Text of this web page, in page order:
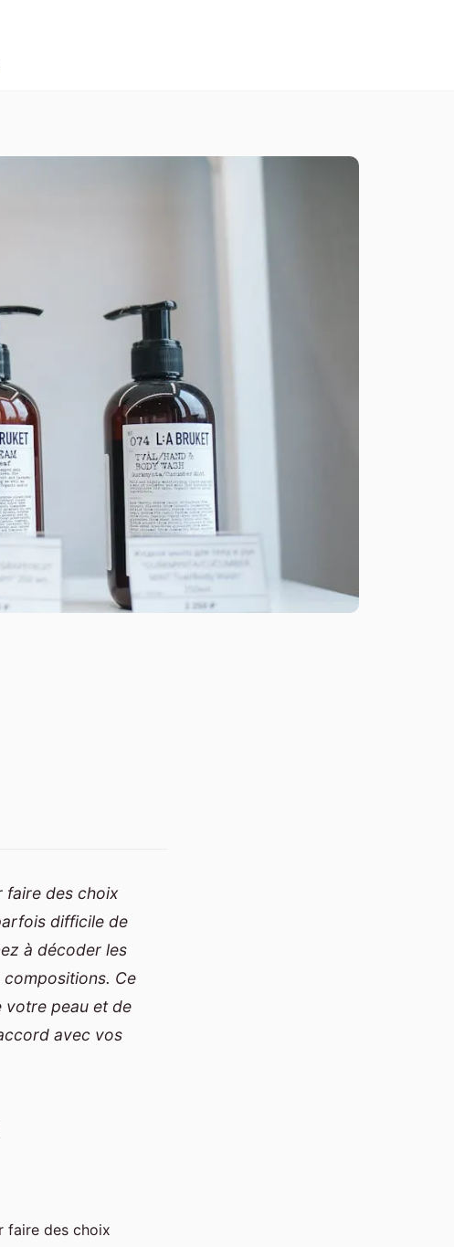
faire des choix
difficile de
à décoder les
Ce
votre peau et de
avec vos
faire des choix